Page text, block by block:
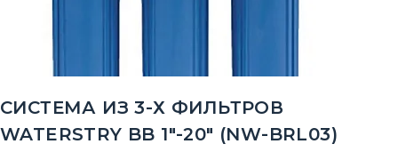
СИСТЕМА ИЗ 3-Х ФИЛЬТРОВ
WATERSTRY BB 1"-20" (NW-BRL03)